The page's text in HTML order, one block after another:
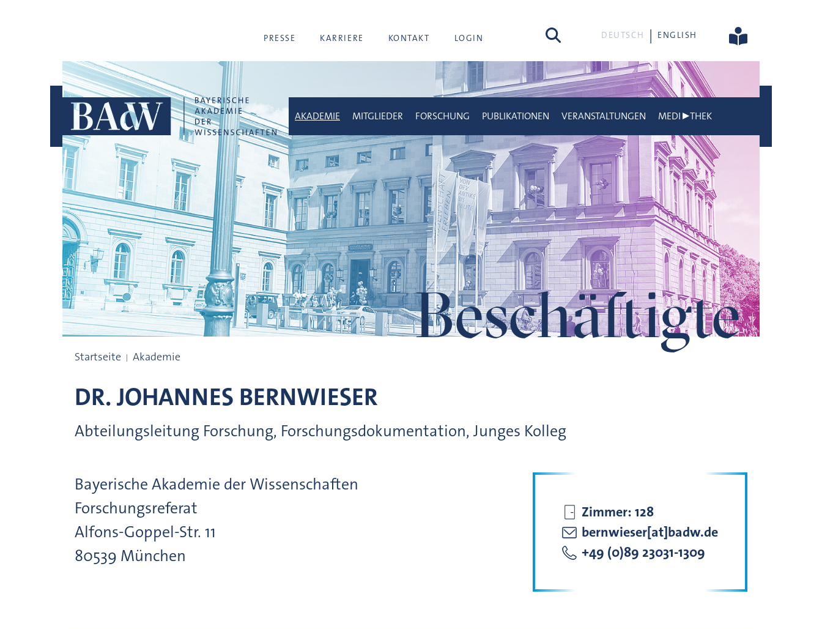
PRESSE KARRIERE KONTAKT LOGIN Suche DEUTSCH ENGLISH
Beschäftigte
AKADEMIE MITGLIEDER FORSCHUNG PUBLIKATIONEN VERANSTALTUNGEN MEDI▶THEK
Startseite Akademie
DR.JOHANNES BERNWIESER
Abteilungsleitung Forschung, Forschungsdokumentation, Junges Kolleg
Bayerische Akademie der Wissenschaften
Forschungsreferat
Alfons-Goppel-Str. 11
80539 München
Zimmer: 128
bernwieser[at]badw.de
+49 (0)89 23031-1309